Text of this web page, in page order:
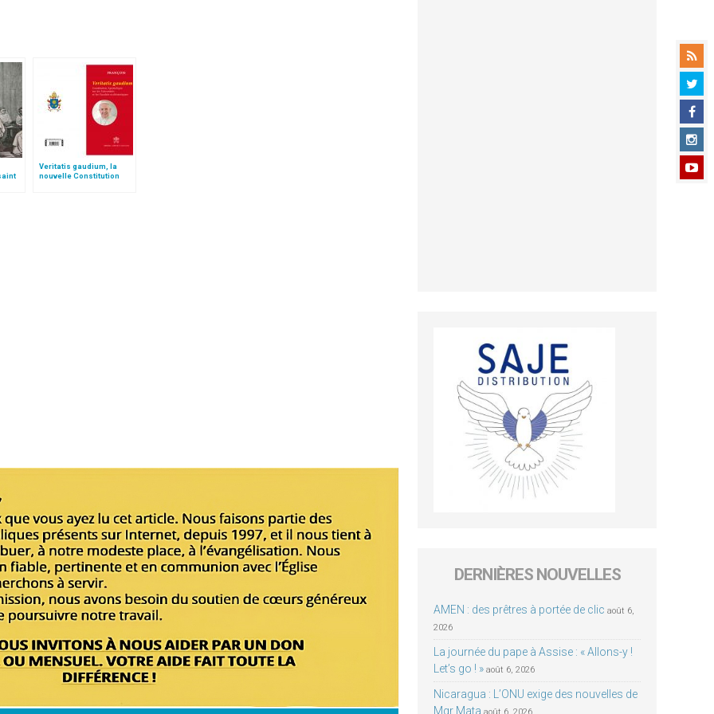
Veritatis gaudium, la
nouvelle Constitution
DERNIÈRES NOUVELLES
AMEN : des prêtres à portée de clic août 6,
2026
La journée du pape à Assise : « Allons-y !
Let’s go ! » août 6, 2026
Nicaragua : L’ONU exige des nouvelles de
Mgr Mata